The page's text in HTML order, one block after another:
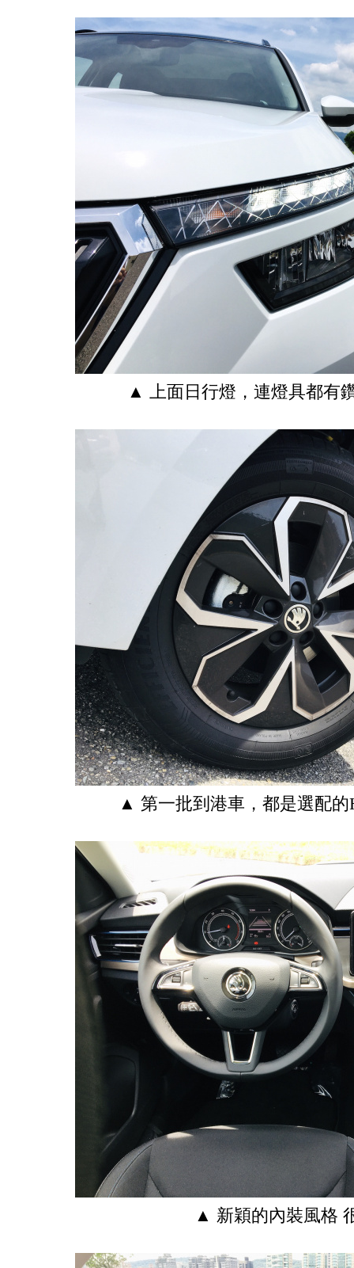
▲ 上面日行燈，連燈具都有
▲ 第一批到港車，都是選配的
▲ 新穎的內裝風格